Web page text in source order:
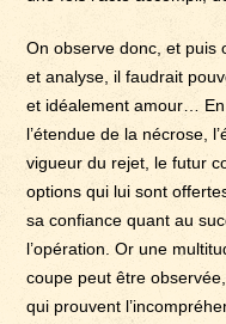
On observe donc, et puis
et analyse, il faudrait
et idéalement amour… En
l’étendue de la nécrose,
vigueur du rejet, le futur
options qui lui sont
sa confiance quant au
l’opération. Or une
coupe peut être
qui prouvent